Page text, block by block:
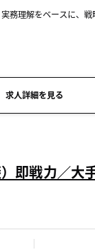
務理解をベースに、戦
求人詳細を見る
即戦力／大